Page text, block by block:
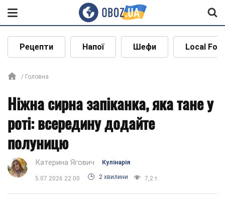
Рецепти Напої Шефи Local
Головна
Ніжна сирна запіканка, яка тане у
роті: всередину додайте
полуницю
Катерина Ягович Кулінарія
5.07.2026 22:00 2 хвилини 7,2 т.